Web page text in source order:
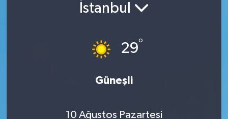
İstanbul
29°
Güneşli
10 Ağustos Pazartesi